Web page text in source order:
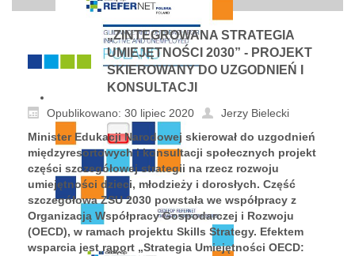
„ZINTEGROWANA STRATEGIA
UMIEJĘTNOŚCI 2030” - PROJEKT
SKIEROWANY DO UZGODNIEŃ I
KONSULTACJI
Opublikowano: 30 lipiec 2020
Jerzy Bielecki
Minister Edukacji Narodowej skierował do uzgodnień
międzyresortowych i konsultacji społecznych projekt
części szczegółowej strategii na rzecz rozwoju
umiejętności dzieci, młodzieży i dorosłych. Część
szczegółowa ZSU 2030 powstała we współpracy z
Organizacją Współpracy Gospodarczej i Rozwoju
(OECD), w ramach projektu Skills Strategy. Efektem
wsparcia jest raport „Strategia Umiejętności OECD: